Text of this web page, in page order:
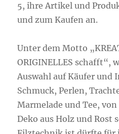
5, ihre Artikel und
und zum Kaufen an.
Unter dem Motto
ORIGINELLES schafft“,
Auswahl auf Käufer und
Schmuck, Perlen,
Marmelade und Tee,
Deko aus Holz und Rost